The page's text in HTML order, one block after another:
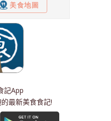
記App
最新美食食記!